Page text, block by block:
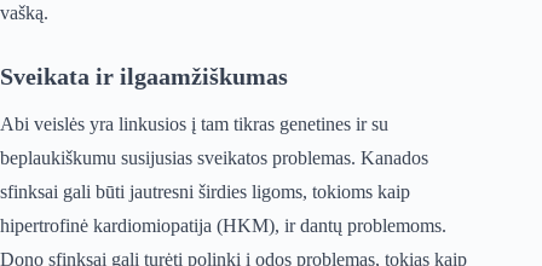
vašką.
Sveikata ir ilgaamžiškumas
Abi veislės yra linkusios į tam tikras genetines ir su
beplaukiškumu susijusias sveikatos problemas. Kanados
sfinksai gali būti jautresni širdies ligoms, tokioms kaip
hipertrofinė kardiomiopatija (HKM), ir dantų problemoms.
Dono sfinksai gali turėti polinkį į odos problemas, tokias kaip